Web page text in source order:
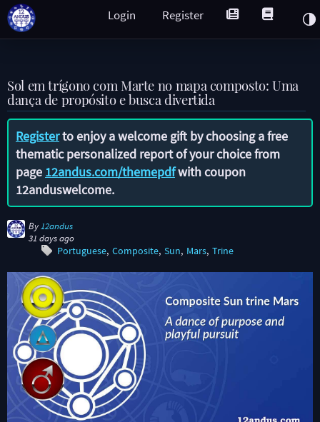
Register
Login
Sol em trígono com Marte no mapa composto: Uma
dança de propósito e busca divertida
Registerto enjoy a welcome gift by choosing a free
thematic personalized report of your choice from
page 12andus.com/themepdfwith coupon
12anduswelcome.
By 12andus
31 days ago
Portuguese Composite Sun Mars Trine